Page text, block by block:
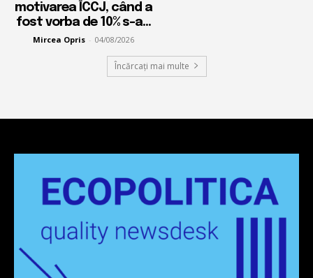
motivarea ÎCCJ, când a
fost vorba de 10% s-a...
Mircea Opris - 04/08/2026
Încărcați mai multe